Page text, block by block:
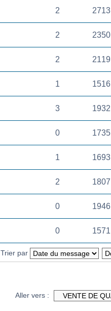
2 2713
2 2350
2 2119
1 1516
3 1932
0 1735
1 1693
2 1807
0 1946
0 1571
Trier par
Aller vers :